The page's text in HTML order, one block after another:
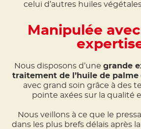
celui d’autres huiles
Manipulée
Nous disposons d’une grande
traitement de l’huile de palme
avec grand soin grâce à des
pointe axées sur la qualité
Nous veillons à ce que le
dans les plus brefs délais après